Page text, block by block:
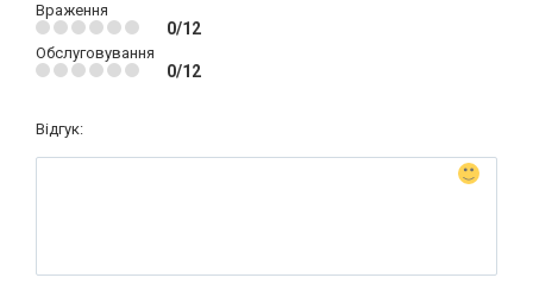
Враження
0/12
Обслуговування
0/12
Відгук: